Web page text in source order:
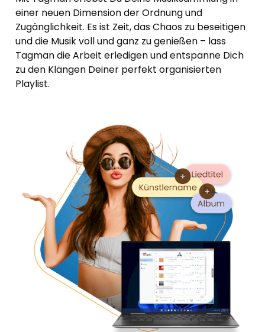
einer neuen Dimension der Ordnung und
Zugänglichkeit. Es ist Zeit, das Chaos zu beseitigen
und die Musik voll und ganz zu genießen – lass
Tagman die Arbeit erledigen und entspanne Dich
zu den Klängen Deiner perfekt organisierten
Playlist.